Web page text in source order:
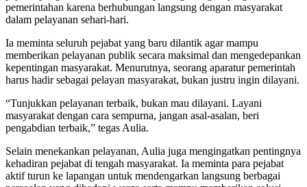
pemerintahan karena berhubungan langsung dengan masyarakat
dalam pelayanan sehari-hari.
Ia meminta seluruh pejabat yang baru dilantik agar mampu
memberikan pelayanan publik secara maksimal dan mengedepankan
kepentingan masyarakat. Menurutnya, seorang aparatur pemerintah
harus hadir sebagai pelayan masyarakat, bukan justru ingin dilayani.
“Tunjukkan pelayanan terbaik, bukan mau dilayani. Layani
masyarakat dengan cara sempurna, jangan asal-asalan, beri
pengabdian terbaik,” tegas Aulia.
Selain menekankan pelayanan, Aulia juga mengingatkan pentingnya
kehadiran pejabat di tengah masyarakat. Ia meminta para pejabat
aktif turun ke lapangan untuk mendengarkan langsung berbagai